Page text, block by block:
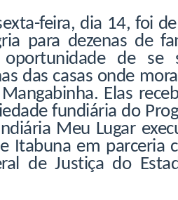
feira, dia 14, foi
para dezenas de
de se
das casas onde
Elas
fundiária do
Meu Lugar
Itabuna em parceria
de Justiça do